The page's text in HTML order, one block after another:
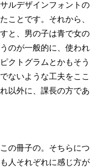
ルデザインフォントの
ことです。それから、
と、男の子は青で女の
のが一般的に、使われ
クトグラムとかもそう
ないような工夫をここ
以外に、課長の方であ
の冊子の。そちらにつ
人それぞれに感じ方が